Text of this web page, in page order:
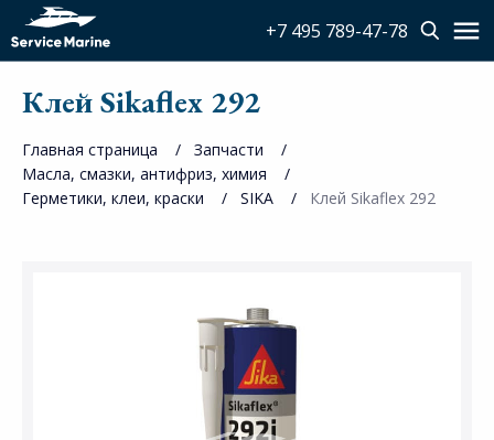
+7 495 789-47-78
Клей Sikaflex 292
Главная страница
Запчасти
Масла, смазки, антифриз, химия
Герметики, клеи, краски
SIKA Клей Sikaflex 292